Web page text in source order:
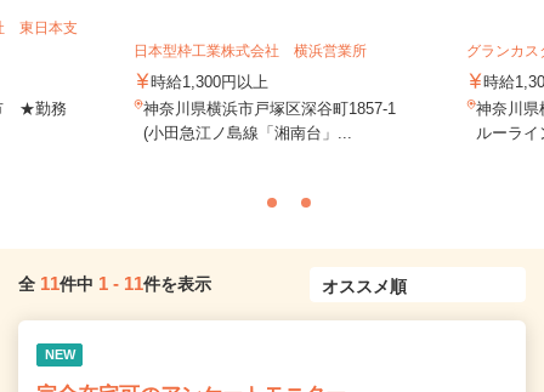
東日本支
★勤務
日本型枠工業株式会社 横浜営業所
時給1,300円以上
神奈川県横浜市戸塚区深谷町1857-1
(小田急江ノ島線「湘南台」...
グランカ
時給
神奈川県
ルーラ
全 11件中 1 - 11件を表示
NEW